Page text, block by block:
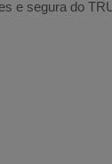
e segura do